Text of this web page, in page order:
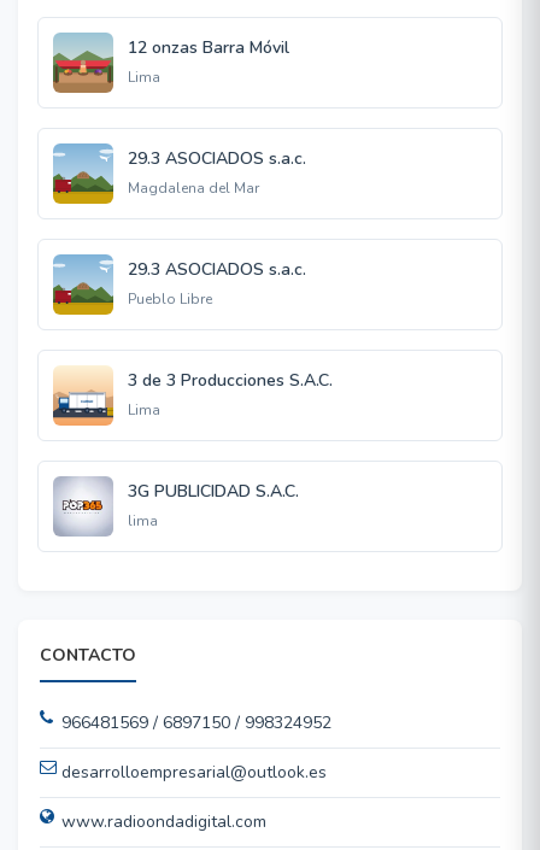
12 onzas Barra Móvil
Lima
29.3 ASOCIADOS s.a.c.
Magdalena del Mar
29.3 ASOCIADOS s.a.c.
Pueblo Libre
3 de 3 Producciones S.A.C.
Lima
3G PUBLICIDAD S.A.C.
lima
CONTACTO
966481569 / 6897150 / 998324952
desarrolloempresarial@outlook.es
www.radioondadigital.com